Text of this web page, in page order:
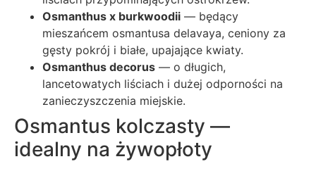
Osmanthus x burkwoodii — będący
mieszańcem osmantusa delavaya, ceniony za
gęsty pokrój i białe, upajające kwiaty.
Osmanthus decorus — o długich,
lancetowatych liściach i dużej odporności na
zanieczyszczenia miejskie.
Osmantus kolczasty —
idealny na żywopłoty